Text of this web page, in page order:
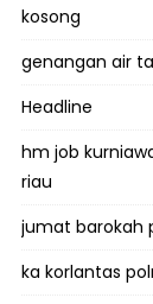
kosong
genangan air
Headline
hm job
riau
jumat barokah
ka korlantas